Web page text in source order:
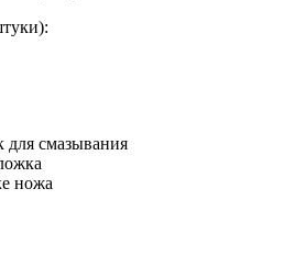
для смазывания
ножа